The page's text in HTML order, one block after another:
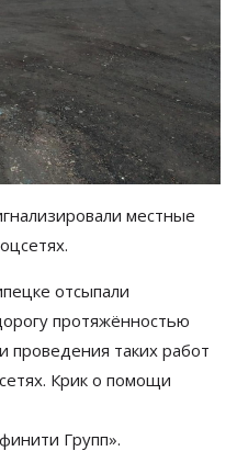
местные
отсыпали
протяжённостью
проведения таких работ
Крик о помощи
Групп».